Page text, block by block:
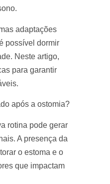
adaptações
possível dormir
Neste artigo,
para garantir
após a ostomia?
rotina pode gerar
A presença da
o estoma e o
que impactam